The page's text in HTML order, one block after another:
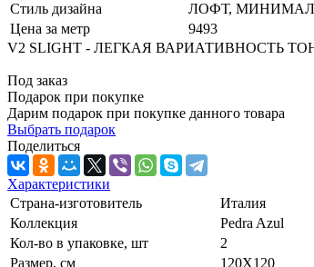
Стиль дизайна
ЛОФТ,
Цена за метр
9493
V2 SLIGHT - ЛЕГКАЯ ВАРИАТИВНОСТЬ
Под заказ
Подарок при покупке
Дарим подарок при покупке данного товара
Выбрать подарок
Поделиться
Характеристики
Страна-изготовитель
Италия
Коллекция
Pedra Azul
Кол-во в упаковке, шт
2
Размер, см
120X120